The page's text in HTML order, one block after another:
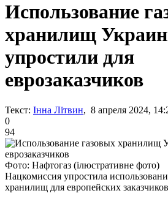
Использование
хранилищ
упростили для
еврозаказчиков
Текст: Інна Літвин, 8 апреля 2024,
0
94
Фото: Нафтогаз (ілюстративне фото)
Нацкомиссия упростила
хранилищ для европейских заказчиков